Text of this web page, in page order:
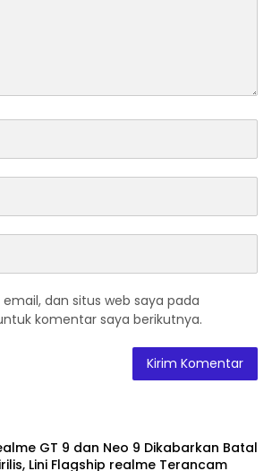
dan situs web saya pada
komentar saya berikutnya.
GT 9 dan Neo 9 Dikabarkan Batal
Lini Flagship realme Terancam